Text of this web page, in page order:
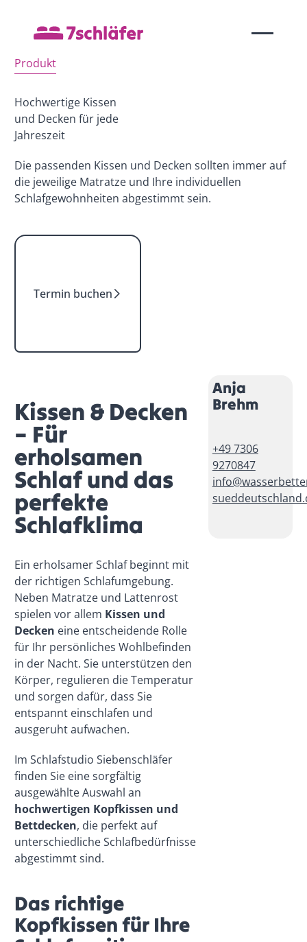
Produkt
Hochwertige Kissen
und Decken für jede
Jahreszeit
Die passenden Kissen und Decken sollten immer auf
die jeweilige Matratze und Ihre individuellen
Schlafgewohnheiten abgestimmt sein.
Termin buchen
Kissen & Decken
– Für
erholsamen
Schlaf und das
perfekte
Schlafklima
Ein erholsamer Schlaf beginnt mit
der richtigen Schlafumgebung.
Neben Matratze und Lattenrost
spielen vor allem Kissen und
Decken eine entscheidende Rolle
für Ihr persönliches Wohlbefinden
in der Nacht. Sie unterstützen den
Körper, regulieren die Temperatur
und sorgen dafür, dass Sie
entspannt einschlafen und
ausgeruht aufwachen.
Im Schlafstudio Siebenschläfer
finden Sie eine sorgfältig
ausgewählte Auswahl an
hochwertigen Kopfkissen und
Bettdecken, die perfekt auf
unterschiedliche Schlafbedürfnisse
abgestimmt sind.
Das richtige
Kopfkissen für Ihre
Anja
Brehm
+49 7306
9270847